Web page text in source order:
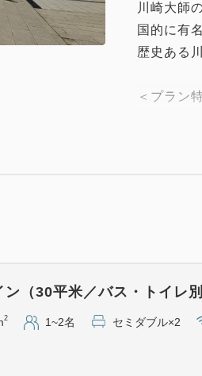
川崎大師
国的に有
歴史ある
＜プラン
使えるお
※「住吉
※川崎地
※お土産
※久寿餅
（30平米／バス・トイレ別
2 1~2名 セミダブル×2